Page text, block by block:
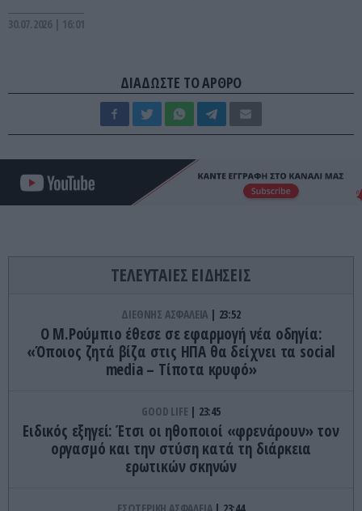
30.07.2026 | 16:01
ΔΙΑΔΩΣΤΕ ΤΟ ΑΡΘΡΟ
ΤΕΛΕΥΤΑΙΕΣ ΕΙΔΗΣΕΙΣ
ΔΙΕΘΝΗΣ ΑΣΦΑΛΕΙΑ 23:52
Ο Μ.Ρούμπιο έθεσε σε εφαρμογή νέα οδηγία:
«Όποιος ζητά βίζα στις ΗΠΑ θα δείχνει τα social
media – Τίποτα κρυφό»
GOOD LIFE 23:45
Ειδικός εξηγεί: Έτσι οι ηθοποιοί «φρενάρουν» τον
οργασμό και την στύση κατά τη διάρκεια
ερωτικών σκηνών